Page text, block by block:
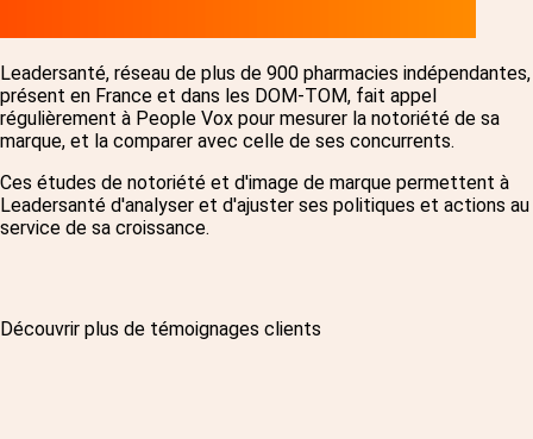
Leadersanté, réseau de plus de 900 pharmacies indépendantes,
présent en France et dans les DOM-TOM, fait appel
régulièrement à People Vox pour mesurer la notoriété de sa
marque, et la comparer avec celle de ses concurrents.
Ces études de notoriété et d'image de marque permettent à
Leadersanté d'analyser et d'ajuster ses politiques et actions au
service de sa croissance.
Découvrir plus de témoignages clients